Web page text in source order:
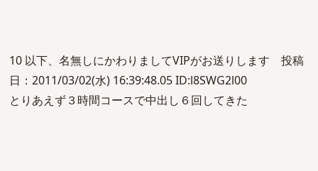
10 以下、名無しにかわりましてVIPがお送りします 投稿
日：2011/03/02(水) 16:39:48.05 ID:l8SWG2l00
とりあえず３時間コースで中出し６回してきた